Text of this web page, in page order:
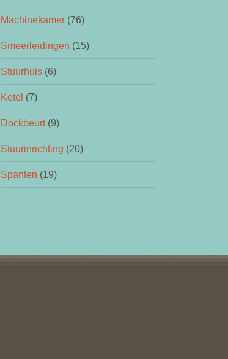
Machinekamer (76)
Smeerleidingen (15)
Stuurhuis (6)
Ketel (7)
Dockbeurt(9)
Stuurinrichting (20)
Spanten (19)